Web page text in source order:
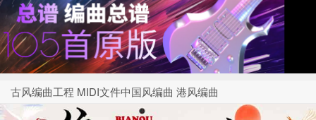
古风编曲工程 MIDI文件中国风编曲 港风编曲